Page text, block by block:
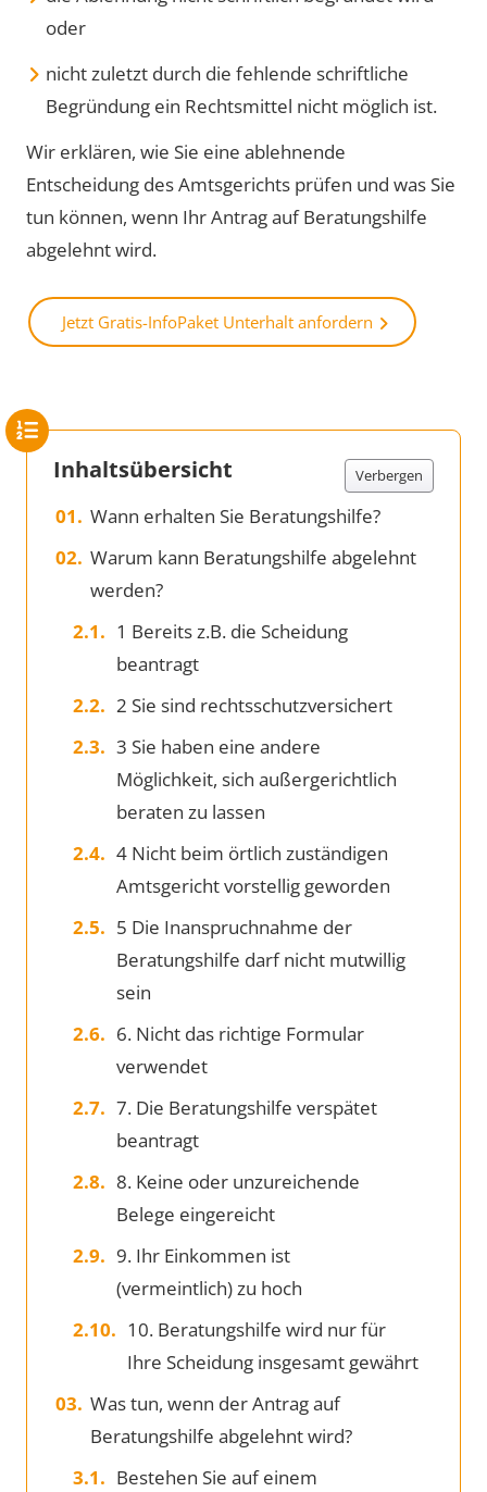
oder
nicht zuletzt durch die fehlende schriftliche
Begründung ein Rechtsmittel nicht möglich ist.
Wir erklären, wie Sie eine ablehnende
Entscheidung des Amtsgerichts prüfen und was Sie
tun können, wenn Ihr Antrag auf Beratungshilfe
abgelehnt wird.
Jetzt Gratis-InfoPaket Unterhalt anfordern
Inhaltsübersicht Verbergen
Wann erhalten Sie Beratungshilfe?
Warum kann Beratungshilfe abgelehnt
werden?
1 Bereits z.B. die Scheidung
beantragt
2 Sie sind rechtsschutzversichert
3 Sie haben eine andere
Möglichkeit, sich außergerichtlich
beraten zu lassen
4 Nicht beim örtlich zuständigen
Amtsgericht vorstellig geworden
5 Die Inanspruchnahme der
Beratungshilfe darf nicht mutwillig
sein
6. Nicht das richtige Formular
verwendet
7. Die Beratungshilfe verspätet
beantragt
8. Keine oder unzureichende
Belege eingereicht
9. Ihr Einkommen ist
(vermeintlich) zu hoch
10. Beratungshilfe wird nur für
Ihre Scheidung insgesamt gewährt
Was tun, wenn der Antrag auf
Beratungshilfe abgelehnt wird?
Bestehen Sie auf einem